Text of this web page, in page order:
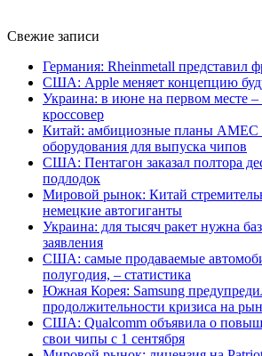
Свежие записи
Германия: Rheinmetall представил
США: Apple меняет концепцию
Украина: в июне на первом месте
кроссовер
Китай: амбициозные планы AMEC
оборудования для выпуска чипов
США: Пентагон заказал полтора
подлодок
Мировой рынок: Китай
немецкие автогиганты
Украина: для тысяч ракет нужна
заявления
США: самые продаваемые
полугодия, – статистика
Южная Корея: Samsung
продолжительности кризиса на
США: Qualcomm объявила о
свои чипы с 1 сентября